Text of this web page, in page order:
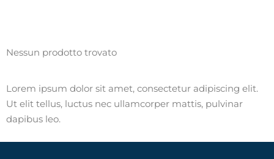
Nessun prodotto trovato
Lorem ipsum dolor sit amet, consectetur adipiscing elit.
Ut elit tellus, luctus nec ullamcorper mattis, pulvinar
dapibus leo.